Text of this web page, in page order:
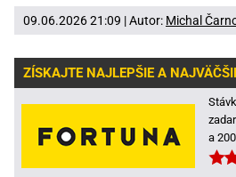
09.06.2026 21:09 | Autor: Michal
ZÍSKAJTE NAJLEPŠIE A
a